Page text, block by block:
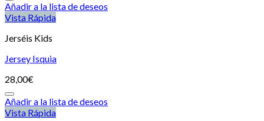
Añadir a la lista de deseos
Vista Rápida
Jerséis Kids
Jersey Isquia
28,00€
Añadir a la lista de deseos
Vista Rápida